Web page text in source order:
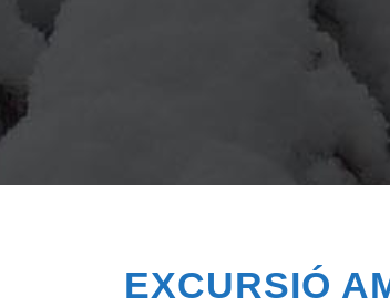
EXCURSIÓ